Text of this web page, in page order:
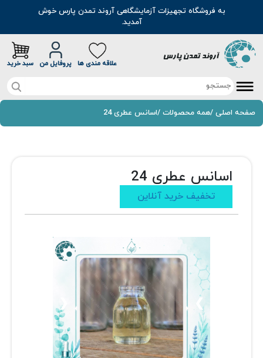
به فروشگاه تجهیزات آزمایشگاهی آروند تمدن پارس خوش
آمدید.
علاقه مندی ها پروفایل من سبد خرید
صفحه اصلی
موادشیمیایی
رنگ
روغن و عصاره
ظروف
ماسک و ضدعفونی کننده
شیشه آلات آزمایشگاهی و تجهیزات
مطالب
سوالات متداول
ارتباط با ما
صفحه اصلی /همه محصولات /اسانس عطری 24
اسانس عطری 24
تخفیف خرید آنلاین
❮ ❯